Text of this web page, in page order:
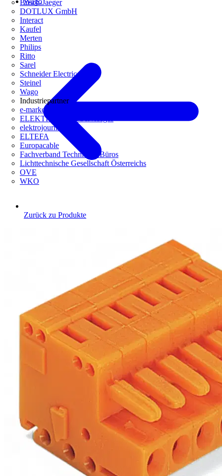
Busch-Jaeger
DOTLUX GmbH
Interact
Kaufel
Merten
Philips
Ritto
Sarel
Schneider Electric
Steinel
Wago
Industriepartner
e-marke
ELEKTRO Daten Serviceges
elektrojournal
ELTEFA
Europacable
Fachverband Technische Büros
Lichttechnische Gesellschaft Österreichs
OVE
WKO
Zurück zu Produkte